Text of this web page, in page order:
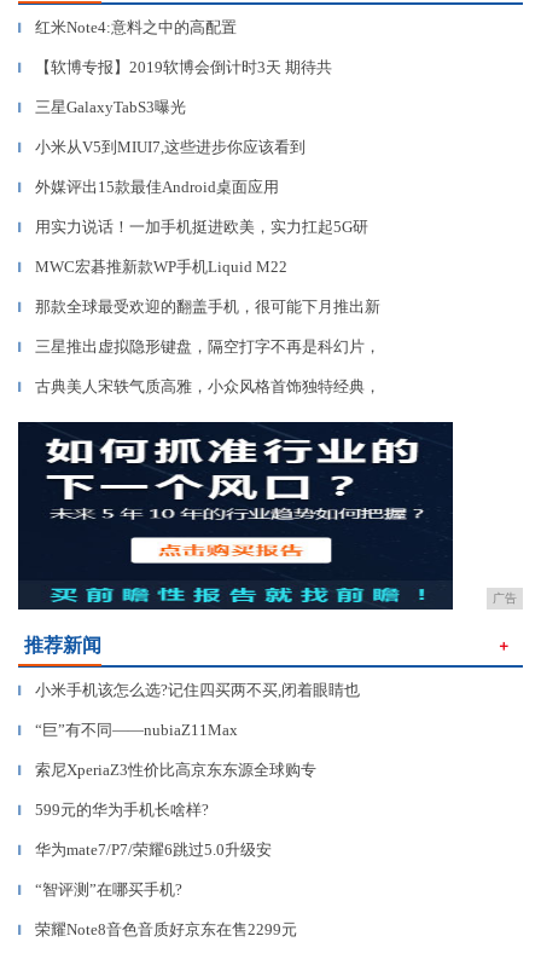
▎ 红米Note4:意料之中的高配置
▎ 【软博专报】2019软博会倒计时3天 期待共
▎ 三星GalaxyTabS3曝光
▎ 小米从V5到MIUI7,这些进步你应该看到
▎ 外媒评出15款最佳Android桌面应用
▎ 用实力说话！一加手机挺进欧美，实力扛起5G研
▎ MWC宏碁推新款WP手机Liquid M22
▎ 那款全球最受欢迎的翻盖手机，很可能下月推出新
▎ 三星推出虚拟隐形键盘，隔空打字不再是科幻片，
▎ 古典美人宋轶气质高雅，小众风格首饰独特经典，
广告
推荐新闻 ＋
▎ 小米手机该怎么选?记住四买两不买,闭着眼睛也
▎ “巨”有不同——nubiaZ11Max
▎ 索尼XperiaZ3性价比高京东东源全球购专
▎ 599元的华为手机长啥样?
▎ 华为mate7/P7/荣耀6跳过5.0升级安
▎ “智评测”在哪买手机?
▎ 荣耀Note8音色音质好京东在售2299元